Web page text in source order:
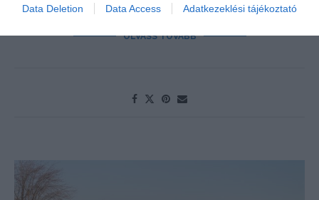
Data Deletion Data Access Adatkezeklési tájékoztató
OLVASS TOVÁBB